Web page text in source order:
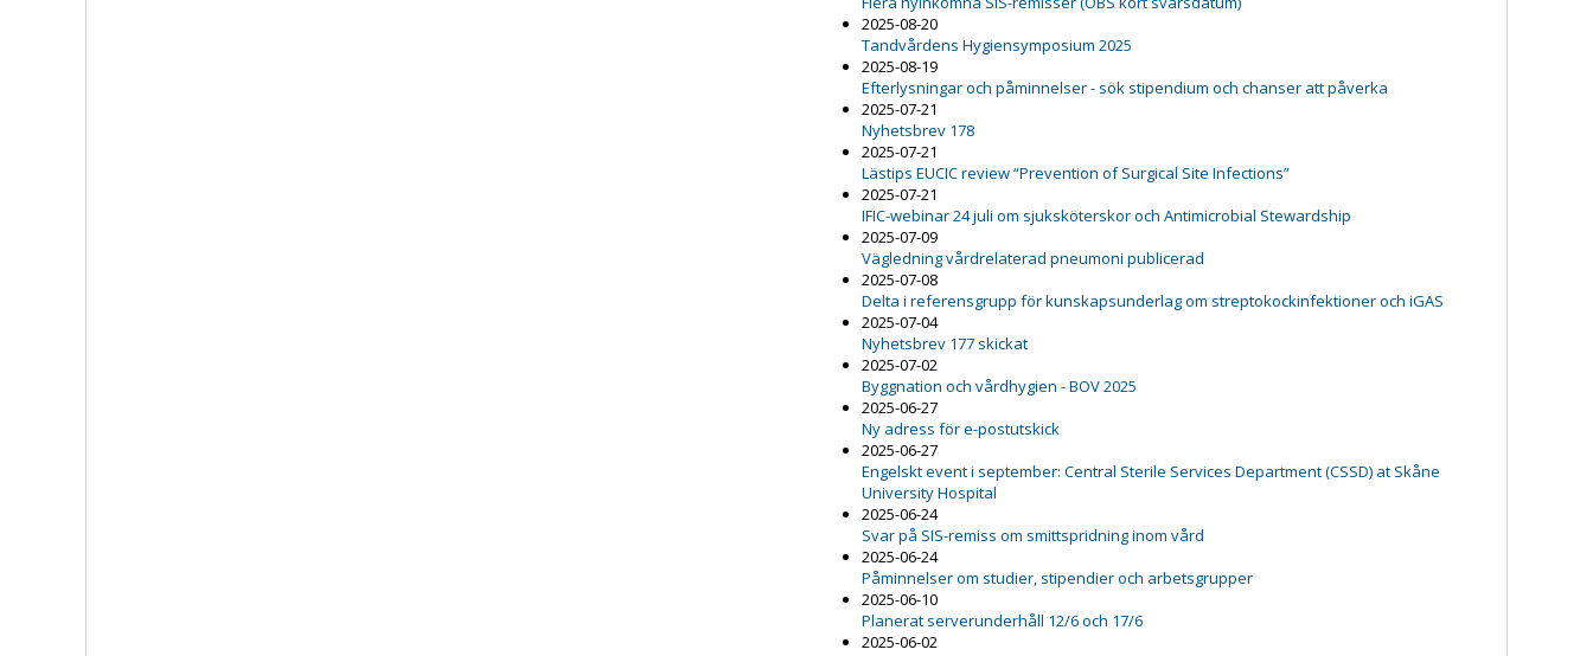
2025-08-20
Tandvårdens Hygiensymposium 2025
2025-08-19
Efterlysningar och påminnelser - sök stipendium och chanser att påverka
2025-07-21
Nyhetsbrev 178
2025-07-21
Lästips EUCIC review “Prevention of Surgical Site Infections”
2025-07-21
IFIC-webinar 24 juli om sjuksköterskor och Antimicrobial Stewardship
2025-07-09
Vägledning vårdrelaterad pneumoni publicerad
2025-07-08
Delta i referensgrupp för kunskapsunderlag om streptokockinfektioner och iGAS
2025-07-04
Nyhetsbrev 177 skickat
2025-07-02
Byggnation och vårdhygien - BOV 2025
2025-06-27
Ny adress för e-postutskick
2025-06-27
Engelskt event i september: Central Sterile Services Department (CSSD) at Skåne
University Hospital
2025-06-24
Svar på SIS-remiss om smittspridning inom vård
2025-06-24
Påminnelser om studier, stipendier och arbetsgrupper
2025-06-10
Planerat serverunderhåll 12/6 och 17/6
2025-06-02